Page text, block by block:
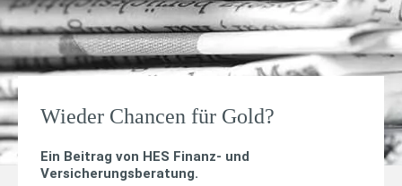
Wieder Chancen für Gold?
Ein Beitrag von HES Finanz- und
Versicherungsberatung.